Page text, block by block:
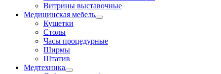
Витрины выставочные
Медицинская мебель
Кушетки
Столы
Часы процедурные
Ширмы
Штатив
Медтехника